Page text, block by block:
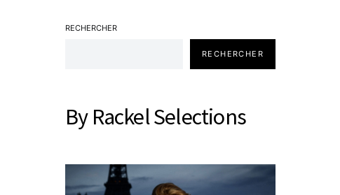
RECHERCHER
RECHERCHER
By Rackel Selections